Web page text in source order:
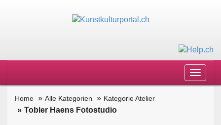
Toggle
Home Alle Kategorien Kategorie Atelier
Tobler Haens Fotostudio